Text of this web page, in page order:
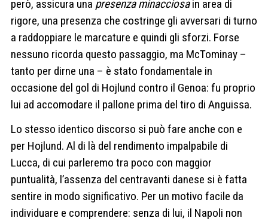
però, assicura una presenza minacciosain area di
rigore, una presenza che costringe gli avversari di turno
a raddoppiare le marcature e quindi gli sforzi. Forse
nessuno ricorda questo passaggio, ma McTominay –
tanto per dirne una – è stato fondamentale in
occasione del gol di Hojlund contro il Genoa: fu proprio
lui ad accomodare il pallone prima del tiro di Anguissa.
Lo stesso identico discorso si può fare anche con e
per Hojlund. Al di là del rendimento impalpabile di
Lucca, di cui parleremo tra poco con maggior
puntualità, l’assenza del centravanti danese si è fatta
sentire in modo significativo. Per un motivo facile da
individuare e comprendere: senza di lui, il Napoli non